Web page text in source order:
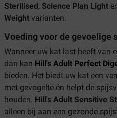
Sterilised , Science Plan Light
Weight varianten.
Voeding voor de gevoelige
Wanneer uw kat last heeft van
dan kan Hill's Adult Perfect
bieden. Het biedt uw kat een
met gevogelte én helpt de
houden. Hill's Adult Sensitive
alleen bij aan een gezonde